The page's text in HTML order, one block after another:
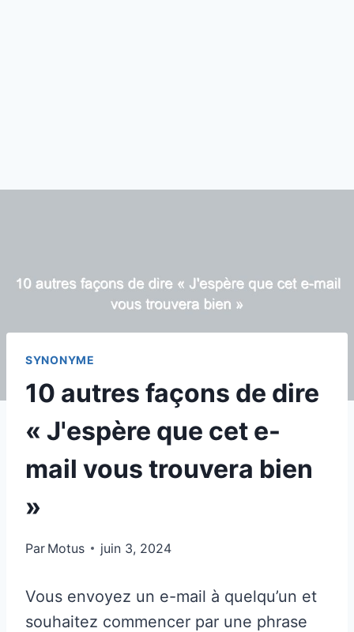
SYNONYME
10 autres façons de dire
« J'espère que cet e-
mail vous trouvera bien
»
Par Motus juin 3, 2024
Vous envoyez un e-mail à quelqu’un et
souhaitez commencer par une phrase